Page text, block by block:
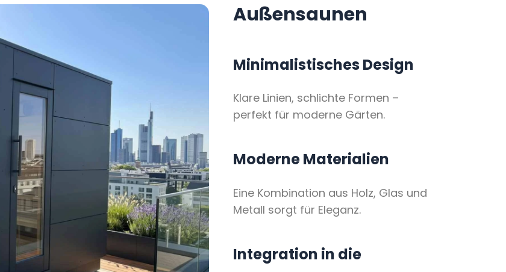
Außensaunen
Minimalistisches Design
Klare Linien, schlichte Formen –
perfekt für moderne Gärten.
Moderne Materialien
Eine Kombination aus Holz, Glas und
Metall sorgt für Eleganz.
Integration in die